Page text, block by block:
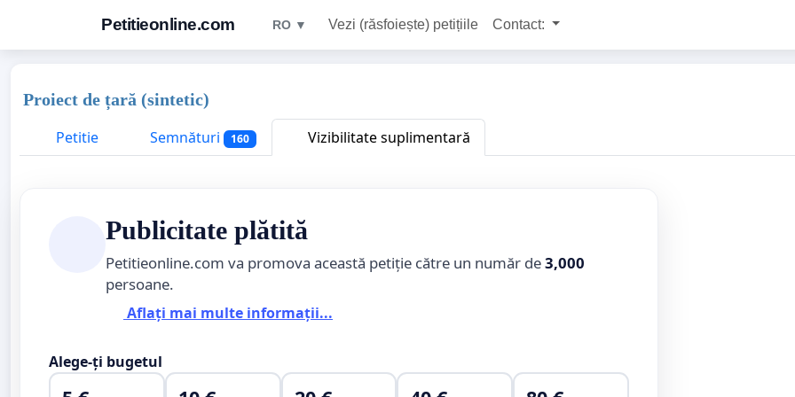
Petitieonline.com RO ▼ Vezi (răsfoiește) petițiile Contact:
Proiect de țară (sintetic)
Petitie
Semnături 160 Vizibilitate suplimentară
Publicitate plătită
Petitieonline.com va promova această petiție către un număr de3,000
persoane.
Aflați mai multe informații...
Alege-ți bugetul